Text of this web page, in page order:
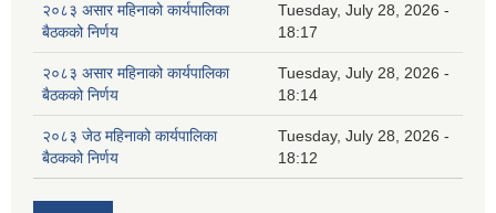
२०८३ असार महिनाको कार्यपालिका
बैठकको निर्णय
Tuesday, July 28, 2026 -
18:17
२०८३ असार महिनाको कार्यपालिका
बैठकको निर्णय
Tuesday, July 28, 2026 -
18:14
२०८३ जेठ महिनाको कार्यपालिका
बैठकको निर्णय
Tuesday, July 28, 2026 -
18:12